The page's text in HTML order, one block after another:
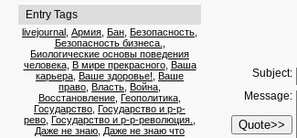
Entry Tags
livejournal Армия Бан Безопасность
Безопасность бизнеса.
Биологические основы поведения
человека, В мире прекрасного, Ваша
карьера Ваше здоровье! Ваше
право Власть Война
Восстановление Геополитика
Государство Государство и р-р-
рево Государство и р-р-революция.
Даже не знаю Даже не знаю что
Subject:
Message: